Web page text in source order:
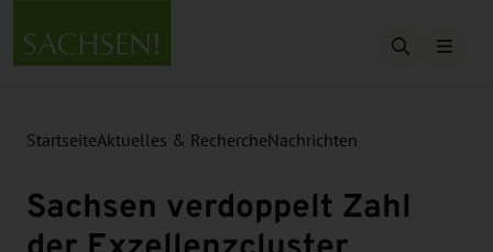
Suche
StartseiteAktuelles & RechercheNachrichten
Sachsen verdoppelt Zahl